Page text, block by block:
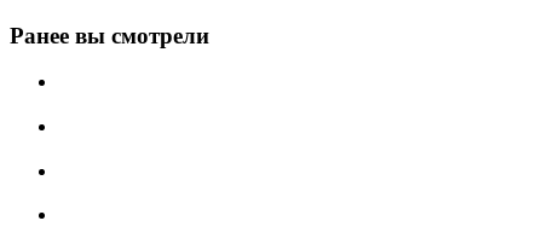
Ранее вы смотрели